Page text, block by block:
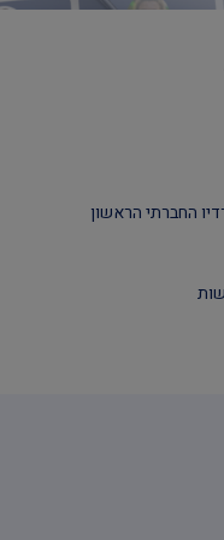
החברתי הראשון